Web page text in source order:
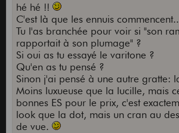
hé hé !!
C'est là que les ennuis
Tu l'as branchée pour voir si "son
rapportait à son plumage" ?
Si oui as tu essayé le varitone ?
Qu'en as tu pensé ?
Sinon j'ai pensé à une autre gratte:
Moins luxueuse que la lucille, mais
bonnes ES pour le prix, c'est
look que la dot, mais un cran au
de vue.